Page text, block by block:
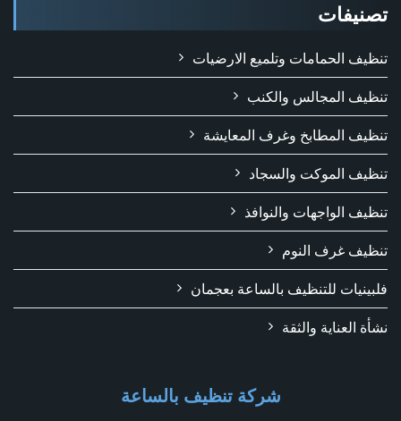
تصنيفات
تنظيف الحمامات وتلميع الارضيات
تنظيف المجالس والكنب
تنظيف المطابخ وغرف المعايشة
تنظيف الموكت والسجاد
تنظيف الواجهات والنوافذ
تنظيف غرف النوم
فلبينيات للتنظيف بالساعة بعجمان
نشأة العناية والثقة
شركة تنظيف بالساعة